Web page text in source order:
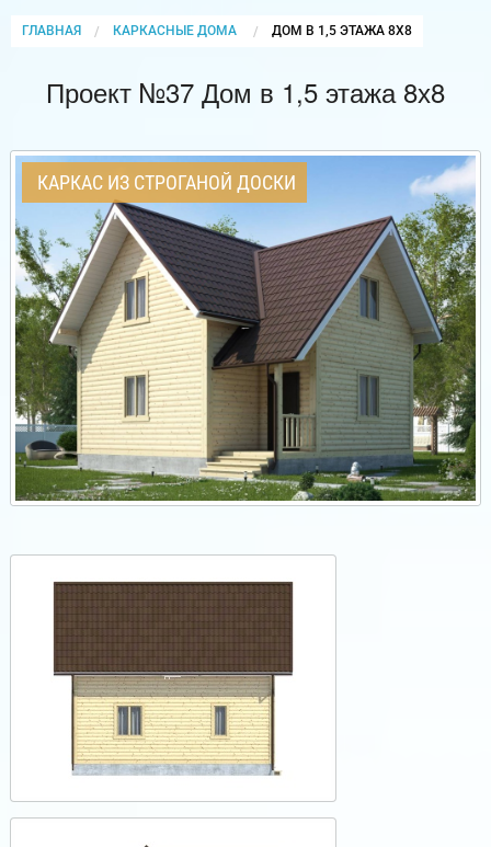
ГЛАВНАЯ КАРКАСНЫЕ ДОМА CURRENT:
ДОМ В 1,5 ЭТАЖА 8Х8
Проект №37 Дом в 1,5 этажа 8х8
КАРКАС ИЗ СТРОГАНОЙ ДОСКИ